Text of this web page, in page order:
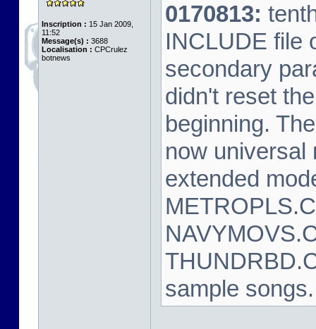
Inscription : 15 Jan 2009,
11:52
Message(s) : 3688
Localisation : CPCrulez
botnews
0170813:
INCLUDE file
secondary
didn't reset
beginning.
now universal
extended
sample songs.